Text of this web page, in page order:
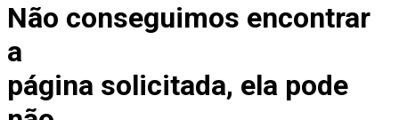
Não conseguimos encontrar
a
página solicitada, ela pode